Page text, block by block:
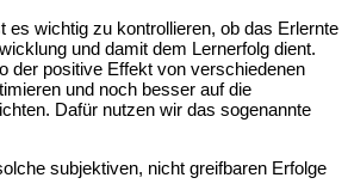
es wichtig zu kontrollieren, ob das Erlernte
und damit dem Lernerfolg dient.
der positive Effekt von verschiedenen
und noch besser auf die
Dafür nutzen wir das sogenannte
subjektiven, nicht greifbaren Erfolge